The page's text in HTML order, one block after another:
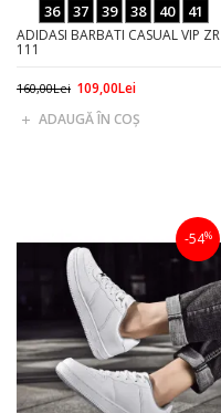
36 37 39 38 40 41
ADIDASI BARBATI CASUAL VIP ZR
111
160,00Lei 109,00Lei
ADAUGĂ ÎN COŞ
-54%